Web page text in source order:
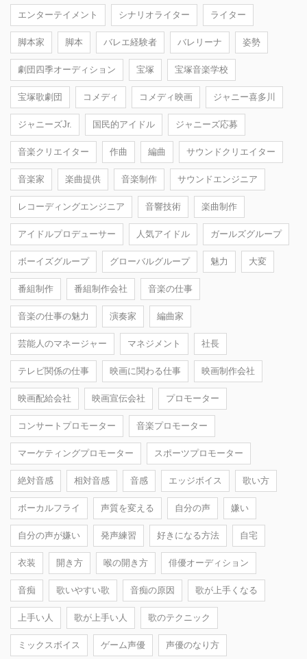
エンターテイメント シナリオライター ライター
脚本家 脚本 バレエ経験者 バレリーナ 姿勢
劇団四季オーディション 宝塚 宝塚音楽学校
宝塚歌劇団 コメディ コメディ映画 ジャニー喜多川
ジャニーズJr. 国民的アイドル ジャニーズ応募
音楽クリエイター 作曲 編曲 サウンドクリエイター
音楽家 楽曲提供 音楽制作 サウンドエンジニア
レコーディングエンジニア 音響技術 楽曲制作
アイドルプロデューサー 人気アイドル ガールズグループ
ボーイズグループ グローバルグループ 魅力 大変
番組制作 番組制作会社 音楽の仕事
音楽の仕事の魅力 演奏家 編曲家
芸能人のマネージャー マネジメント 社長
テレビ関係の仕事 映画に関わる仕事 映画制作会社
映画配給会社 映画宣伝会社 プロモーター
コンサートプロモーター 音楽プロモーター
マーケティングプロモーター スポーツプロモーター
絶対音感 相対音感 音感 エッジボイス 歌い方
ボーカルフライ 声質を変える 自分の声 嫌い
自分の声が嫌い 発声練習 好きになる方法 自宅
衣装 開き方 喉の開き方 俳優オーディション
音痴 歌いやすい歌 音痴の原因 歌が上手くなる
上手い人 歌が上手い人 歌のテクニック
ミックスボイス ゲーム声優 声優のなり方